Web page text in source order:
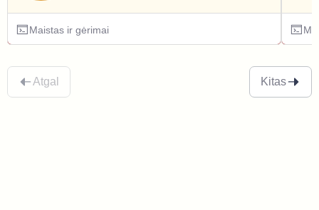
Maistas ir gėrimai
Atgal Kitas